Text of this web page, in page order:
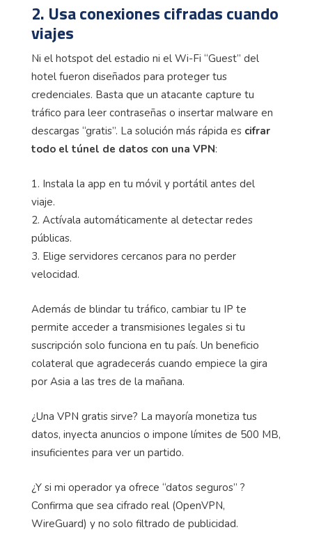
2. Usa conexiones cifradas cuando
viajes
Ni el hotspot del estadio ni el Wi-Fi “Guest” del
hotel fueron diseñados para proteger tus
credenciales. Basta que un atacante capture tu
tráfico para leer contraseñas o insertar malware en
descargas “gratis”. La solución más rápida es cifrar
todo el túnel de datos con una VPN:
1. Instala la app en tu móvil y portátil antes del
viaje.
2. Actívala automáticamente al detectar redes
públicas.
3. Elige servidores cercanos para no perder
velocidad.
Además de blindar tu tráfico, cambiar tu IP te
permite acceder a transmisiones legales si tu
suscripción solo funciona en tu país. Un beneficio
colateral que agradecerás cuando empiece la gira
por Asia a las tres de la mañana.
¿Una VPN gratis sirve? La mayoría monetiza tus
datos, inyecta anuncios o impone límites de 500 MB,
insuficientes para ver un partido.
¿Y si mi operador ya ofrece “datos seguros” ?
Confirma que sea cifrado real (OpenVPN,
WireGuard) y no solo filtrado de publicidad.